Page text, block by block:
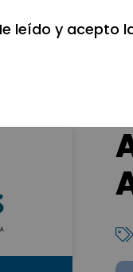
el
leído y acepto